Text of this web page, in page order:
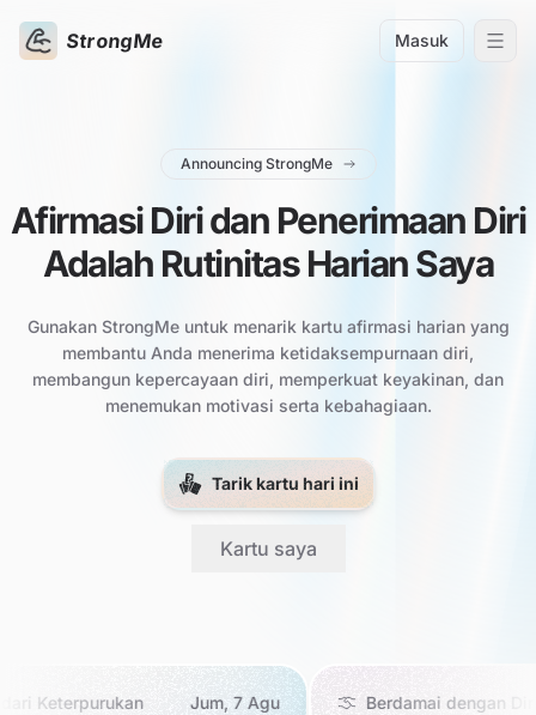
StrongMe Masuk
Announcing StrongMe
Afirmasi Diri dan Penerimaan Diri
Adalah Rutinitas Harian Saya
Gunakan StrongMe untuk menarik kartu afirmasi harian yang
membantu Anda menerima ketidaksempurnaan diri,
membangun kepercayaan diri, memperkuat keyakinan, dan
menemukan motivasi serta kebahagiaan.
Tarik kartu hari ini
Kartu saya
Jum, 7 Agu Berdamai dengan Diri Sendiri